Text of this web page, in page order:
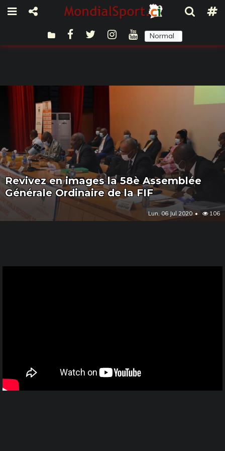
Normal
Revivez en images la 58è Assemblée
Générale Ordinaire de la FIF
Lun, 06 Jul 2020 106